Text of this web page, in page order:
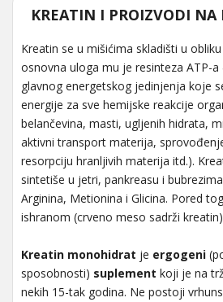
KREATIN I PROIZVODI NA
Kreatin se u mišićima skladišti u
osnovna uloga mu je resinteza ATP-
glavnog energetskog jedinjenja koje
energije za sve hemijske reakcije
belančevina, masti, ugljenih hidrata,
aktivni transport materija,
resorpciju hranljivih materija itd.).
sintetiše u jetri, pankreasu i
Arginina, Metionina i Glicina. Pored
ishranom (crveno meso sadrži
Kreatin monohidrat je ergogeni
sposobnosti) suplement koji je na
nekih 15-tak godina. Ne postoji